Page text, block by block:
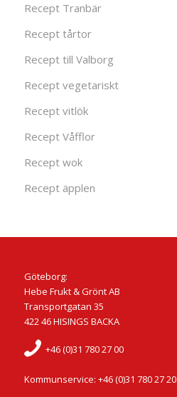
Recept Tranbär
Recept tårtor
Recept till Valborg
Recept vegetariskt
Recept vitlök
Recept Våfflor
Recept wok
Recept äpplen
Göteborg:
Hebe Frukt & Grönt AB
Transportgatan 35
422 46 HISINGS BACKA
+46 (0)31 780 27 00
Kommunservice: +46 (0)31 780 27 20